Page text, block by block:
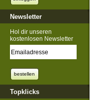
Newsletter
Hol dir unseren
kostenlosen Newsletter
Topklicks